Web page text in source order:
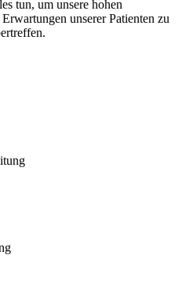
tun, um unsere hohen
unserer Patienten zu